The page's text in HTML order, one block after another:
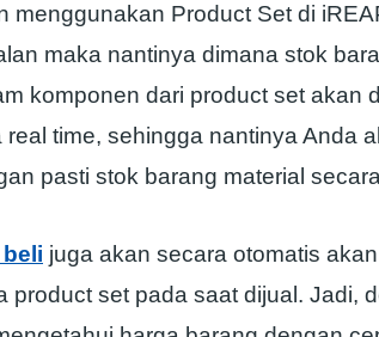
menggunakan Product Set di
maka nantinya dimana stok
komponen dari product set akan
time, sehingga nantinya Anda
pasti stok barang material
beli juga akan secara otomatis
product set pada saat dijual. Jadi,